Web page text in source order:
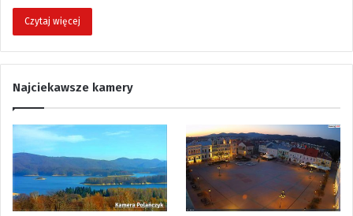
Czytaj więcej
Najciekawsze kamery